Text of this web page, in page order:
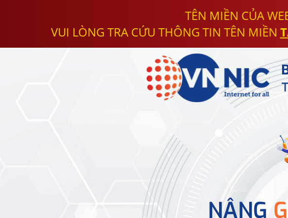
TÊN MIỀN CỦA
VUI LÒNG TRA CỨU THÔNG TIN TÊN MIỀN
NÂNG